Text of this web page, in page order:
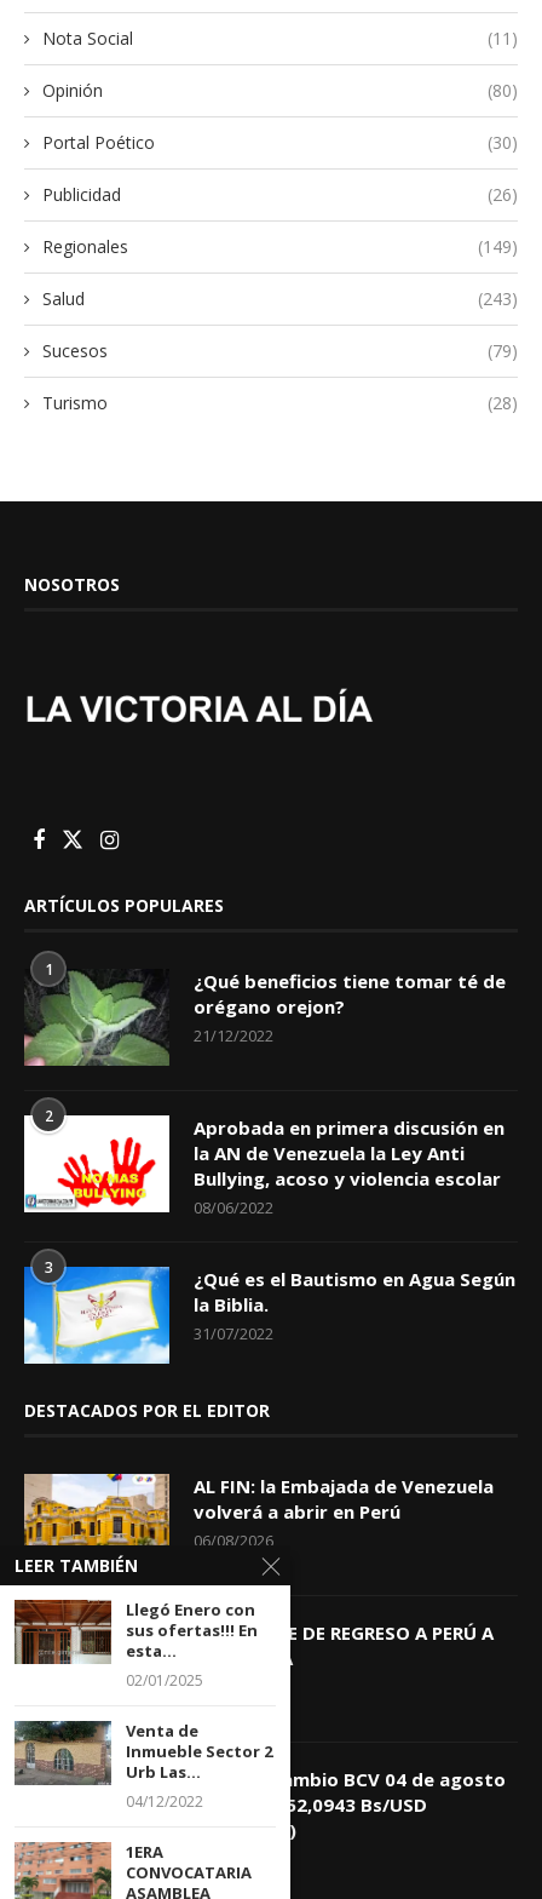
Nota Social (11)
Opinión (80)
Portal Poético (30)
Publicidad (26)
Regionales (149)
Salud (243)
Sucesos (79)
Turismo (28)
NOSOTROS
ARTÍCULOS POPULARES
1
¿Qué beneficios tiene tomar té de
orégano orejon?
21/12/2022
2
Aprobada en primera discusión en
la AN de Venezuela la Ley Anti
Bullying, acoso y violencia escolar
08/06/2022
3
¿Qué es el Bautismo en Agua Según
la Biblia.
31/07/2022
DESTACADOS POR EL EDITOR
AL FIN: la Embajada de Venezuela
volverá a abrir en Perú
06/08/2026
KEIKO TRAE DE REGRESO A PERÚ A
GIOVANNA
04/08/2026
Tasa de Cambio BCV 04 de agosto
de 2026: 752,0943 Bs/USD
(+0,4418%)
LEER TAMBIÉN
Llegó Enero con
sus ofertas!!! En
esta...
02/01/2025
Venta de
Inmueble Sector 2
Urb Las...
04/12/2022
1ERA
CONVOCATARIA
ASAMBLEA